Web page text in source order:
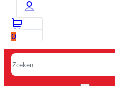
0
Zoeken